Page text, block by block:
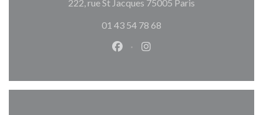
222, rue St Jacques 75005 Paris
01 43 54 78 68
Facebook ((abre en una nueva
Instagram ((abre en una